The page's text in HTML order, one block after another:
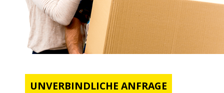
UNVERBINDLICHE ANFRAGE